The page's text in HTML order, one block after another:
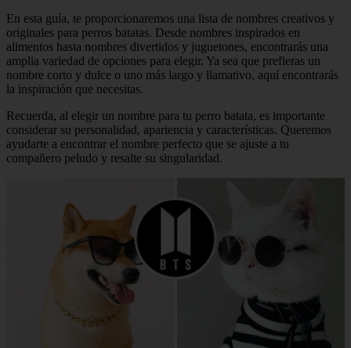
En esta guía, te proporcionaremos una lista de nombres creativos y
originales para perros batatas. Desde nombres inspirados en
alimentos hasta nombres divertidos y juguetones, encontrarás una
amplia variedad de opciones para elegir. Ya sea que prefieras un
nombre corto y dulce o uno más largo y llamativo, aquí encontrarás
la inspiración que necesitas.
Recuerda, al elegir un nombre para tu perro batata, es importante
considerar su personalidad, apariencia y características. Queremos
ayudarte a encontrar el nombre perfecto que se ajuste a tu
compañero peludo y resalte su singularidad.